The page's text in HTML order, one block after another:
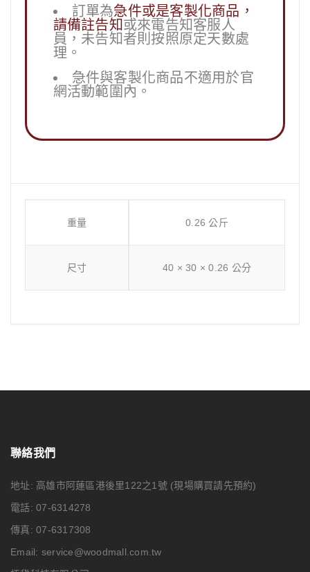
訂單為急件或是客製化商品，
請備註告知或來電告知客服人
員，未告知者則按照原定天數處
理。
急件與客製化商品不適用於官
網活動範圍內。
重量 0.26 公斤
尺寸 40 × 30 × 0.26 公分
聯絡我們
地址: 高雄市阿蓮區港後里122之1號 (現場購買請先預約)
電話: 07-6314278
傳真: 07-6317308
Email: service@woodmall.com.tw